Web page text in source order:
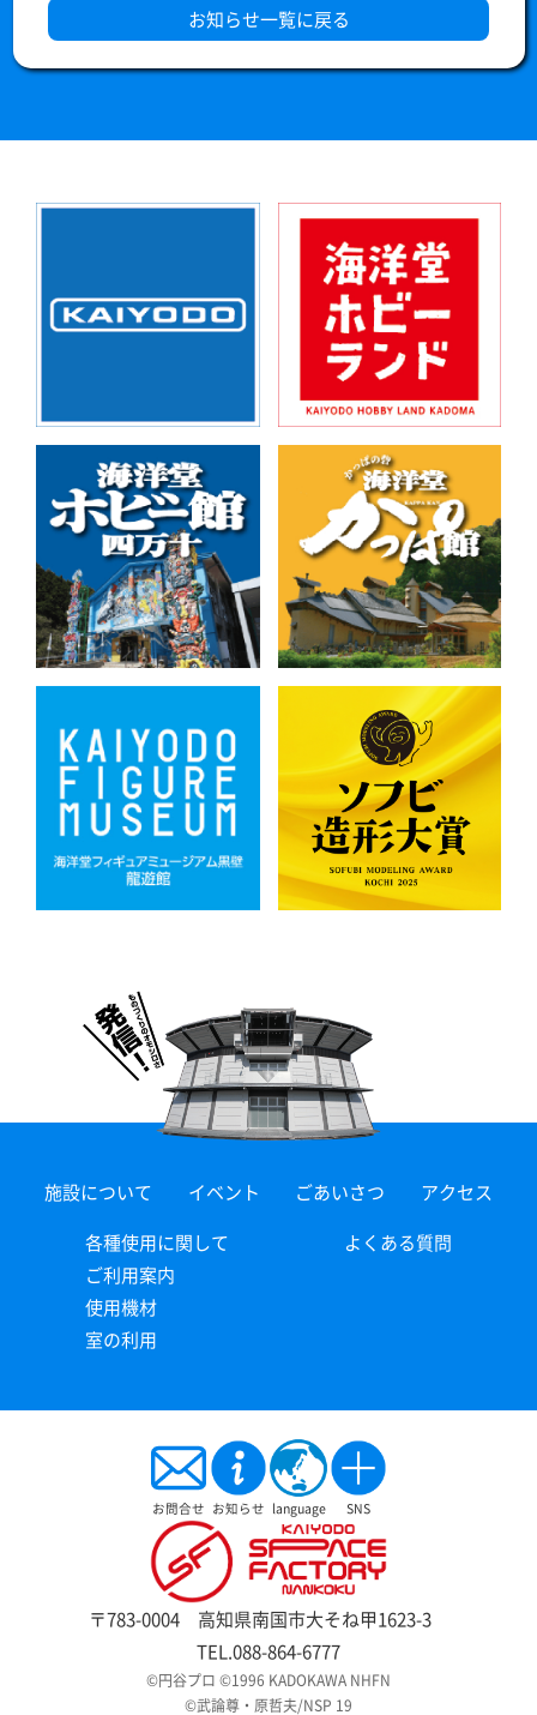
お知らせ一覧に戻る
施設について イベント ごあいさつ アクセス
各種使用に関して
ご利用案内
使用機材
室の利用
よくある質問
〒783-0004 高知県南国市大そね甲1623-3
TEL.088-864-6777
©円谷プロ ©1996 KADOKAWA NHFN
©武論尊・原哲夫/NSP 19
お問合せ お知らせ language SNS